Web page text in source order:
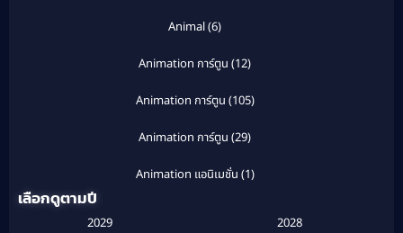
Animal(6)
Animation การ์ตูน (12)
Animation การ์ตูน (105)
Animation การ์ตูน (29)
Animation แอนิเมชั่น (1)
เลือกดูตามปี
2029
2028